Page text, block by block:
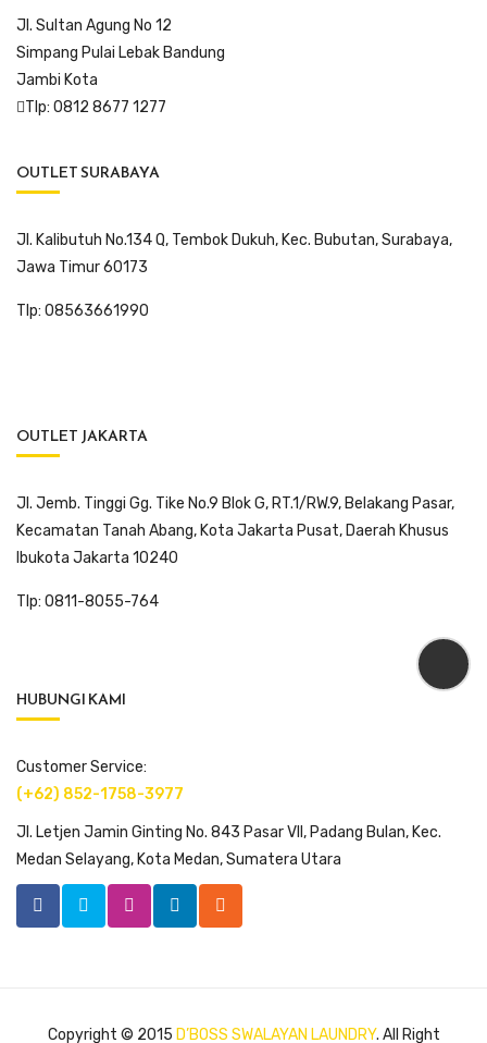
Jl. Sultan Agung No 12
Simpang Pulai Lebak Bandung
Jambi Kota
Tlp: 0812 8677 1277
OUTLET SURABAYA
Jl. Kalibutuh No.134 Q, Tembok Dukuh, Kec. Bubutan, Surabaya,
Jawa Timur 60173
Tlp: 08563661990
OUTLET JAKARTA
Jl. Jemb. Tinggi Gg. Tike No.9 Blok G, RT.1/RW.9, Belakang Pasar,
Kecamatan Tanah Abang, Kota Jakarta Pusat, Daerah Khusus
Ibukota Jakarta 10240
Tlp: 0811-8055-764
HUBUNGI KAMI
Customer Service:
(+62) 852-1758-3977
Jl. Letjen Jamin Ginting No. 843 Pasar VII, Padang Bulan, Kec.
Medan Selayang, Kota Medan, Sumatera Utara
Copyright © 2015 D’BOSS SWALAYAN LAUNDRY. All Right